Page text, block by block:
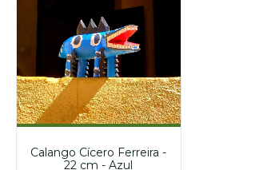
Calango Cícero Ferreira -
22 cm - Azul